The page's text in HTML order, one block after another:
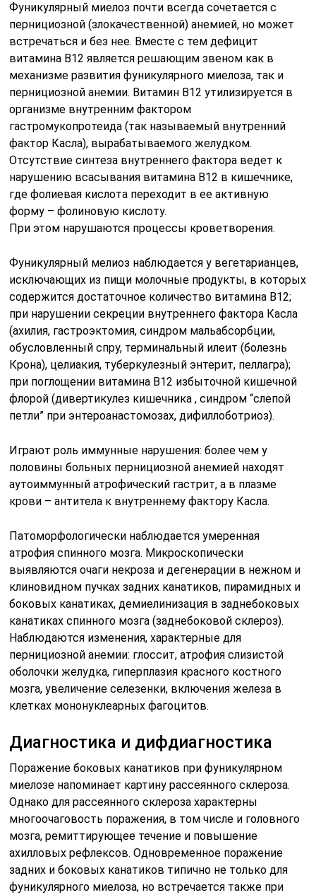
Фуникулярный миелоз почти всегда сочетается с
пернициозной (злокачественной) анемией, но может
встречаться и без нее. Вместе с тем дефицит
витамина В12 является решающим звеном как в
механизме развития фуникулярного миелоза, так и
пернициозной анемии. Витамин В12 утилизируется в
организме внутренним фактором
гастромукопротеида (так называемый внутренний
фактор Касла), вырабатываемого желудком.
Отсутствие синтеза внутреннего фактора ведет к
нарушению всасывания витамина В12 в кишечнике,
где фолиевая кислота переходит в ее активную
форму – фолиновую кислоту.
При этом нарушаются процессы кроветворения.
Фуникулярный мелиоз наблюдается у вегетарианцев,
исключающих из пищи молочные продукты, в которых
содержится достаточное количество витамина В12;
при нарушении секреции внутреннего фактора Касла
(ахилия, гастроэктомия, синдром мальабсорбции,
обусловленный спру, терминальный илеит (болезнь
Крона), целиакия, туберкулезный энтерит, пеллагра);
при поглощении витамина В12 избыточной кишечной
флорой (дивертикулез кишечника , синдром “слепой
петли” при энтероанастомозах, дифиллоботриоз).
Играют роль иммунные нарушения: более чем у
половины больных пернициозной анемией находят
аутоиммунный атрофический гастрит, а в плазме
крови – антитела к внутреннему фактору Касла.
Патоморфологически наблюдается умеренная
атрофия спинного мозга. Микроскопически
выявляются очаги некроза и дегенерации в нежном и
клиновидном пучках задних канатиков, пирамидных и
боковых канатиках, демиелинизация в заднебоковых
канатиках спинного мозга (заднебоковой склероз).
Наблюдаются изменения, характерные для
пернициозной анемии: глоссит, атрофия слизистой
оболочки желудка, гиперплазия красного костного
мозга, увеличение селезенки, включения железа в
клетках мононуклеарных фагоцитов.
Диагностика и дифдиагностика
Поражение боковых канатиков при фуникулярном
миелозе напоминает картину рассеянного склероза.
Однако для рассеянного склероза характерны
многоочаговость поражения, в том числе и головного
мозга, ремиттирующее течение и повышение
ахилловых рефлексов. Одновременное поражение
задних и боковых канатиков типично не только для
фуникулярного миелоза, но встречается также при